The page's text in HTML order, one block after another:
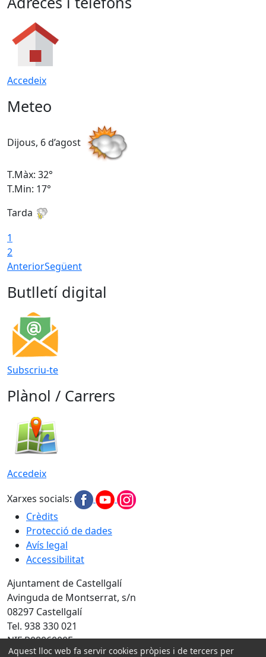
Accedeix
Meteo
Dijous, 6 d’agost
T.Màx: 32°
T.Min: 17°
Tarda
1
2
AnteriorSegüent
Butlletí digital
Subscriu-te
Plànol / Carrers
Accedeix
Xarxes socials:
Crèdits
Protecció de dades
Avís legal
Accessibilitat
Ajuntament de Castellgalí
Avinguda de Montserrat, s/n
08297 Castellgalí
Tel. 938 330 021
NIF P0806000F
Aquest lloc web fa servir cookies pròpies i de tercers per